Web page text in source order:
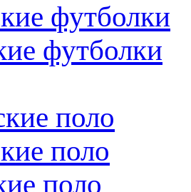
футболки
футболки
поло
поло
поло